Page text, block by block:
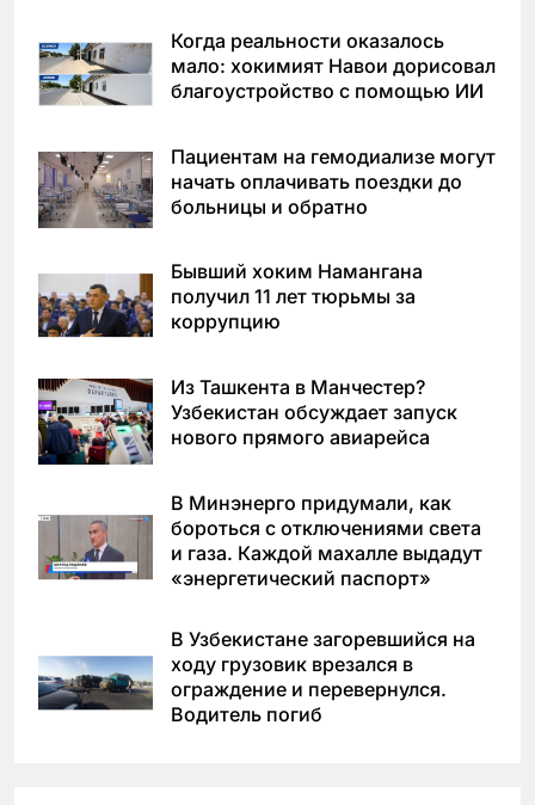
Когда реальности оказалось
мало: хокимият Навои дорисовал
благоустройство с помощью ИИ
Пациентам на гемодиализе могут
начать оплачивать поездки до
больницы и обратно
Бывший хоким Намангана
получил 11 лет тюрьмы за
коррупцию
Из Ташкента в Манчестер?
Узбекистан обсуждает запуск
нового прямого авиарейса
В Минэнерго придумали, как
бороться с отключениями света
и газа. Каждой махалле выдадут
«энергетический паспорт»
В Узбекистане загоревшийся на
ходу грузовик врезался в
ограждение и перевернулся.
Водитель погиб